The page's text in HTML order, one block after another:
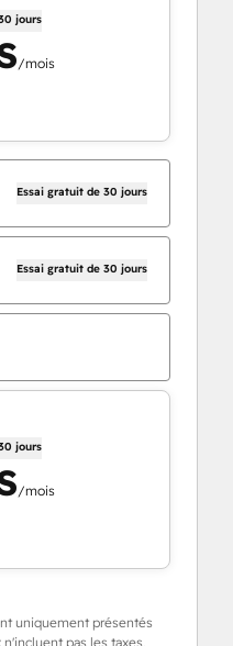
jours
/mois
Essai gratuit de 30 jours
Essai gratuit de 30 jours
jours
/mois
uniquement présentés
pas les taxes,